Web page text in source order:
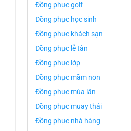
Đồng phục golf
Đồng phục học sinh
Đồng phục khách sạn
Đồng phục lễ tân
Đồng phục lớp
Đồng phục mầm non
Đồng phục múa lân
Đồng phục muay thái
Đồng phục nhà hàng